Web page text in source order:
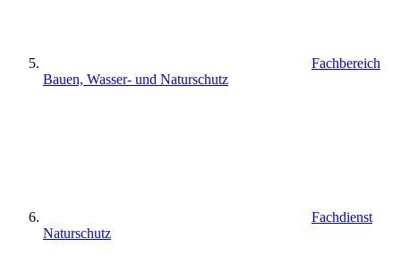
Fachbereich
Bauen, Wasser- und Naturschutz
Fachdienst
Naturschutz